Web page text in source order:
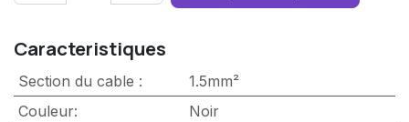
Caracteristiques
Section du cable :
1.5mm²
Couleur:
Noir